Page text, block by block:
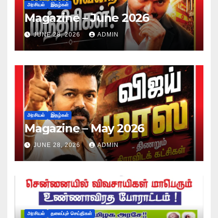
அரசியல் இதழ்கள்
Magazine – June 2026
JUNE 28, 2026 ADMIN
அரசியல் இதழ்கள்
Magazine – May 2026
JUNE 28, 2026 ADMIN
அரசியல் தலைப்புச் செய்திகள்